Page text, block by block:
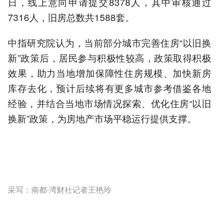
7316人，旧房总数共1588套。
中指研究院认为，当前部分城市完善住房“以旧换
新”政策后，居民参与积极性较高，政策取得积极
效果，助力当地增加保障性住房规模、加快新房
库存去化，预计后续将有更多城市参考借鉴各地
经验，并结合当地市场情况探索、优化住房“以旧
换新”政策，为房地产市场平稳运行提供支撑。
采写：南都·湾财社记者王艳玲